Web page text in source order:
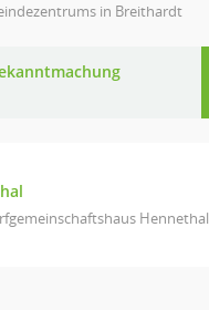
in Breithardt
Hennethal